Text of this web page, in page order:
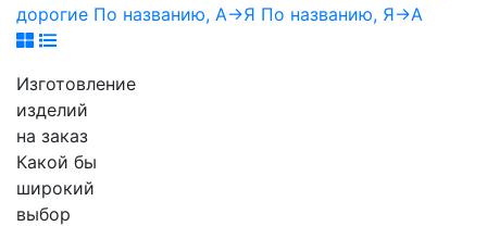
дорогие По названию, А->Я По названию, Я->А
Изготовление
изделий
на заказ
Какой бы
широкий
выбор